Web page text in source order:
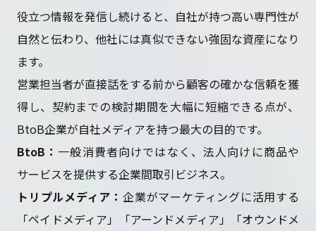
役立つ情報を発信し続けると、自社が持つ高い専門性が
自然と伝わり、他社には真似できない強固な資産になり
ます。
営業担当者が直接話をする前から顧客の確かな信頼を獲
得し、契約までの検討期間を大幅に短縮できる点が、
BtoB企業が自社メディアを持つ最大の目的です。
BtoB： 一般消費者向けではなく、法人向けに商品や
サービスを提供する企業間取引ビジネス。
トリプルメディア：企業がマーケティングに活用する
「ペイドメディア」「アーンドメディア」「オウンドメ